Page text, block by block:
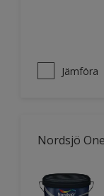
Jämföra
Nordsjö